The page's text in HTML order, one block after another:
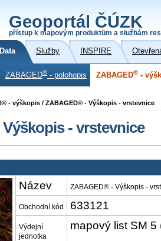
Geoportál ČÚZK
přístup k mapovým produktům a službám
Data Služby INSPIRE
ZABAGED® - polohopis ZABAGED® -
- výškopis / ZABAGED® - Výškopis - vrstevnice
- vrstevnice
Název ZABAGED® - Výškopis -
Obchodní kód 633121
Výdejní
jednotka
mapový list SM 5